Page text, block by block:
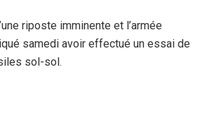
riposte imminente et l’armée
samedi avoir effectué un essai de
sol-sol.